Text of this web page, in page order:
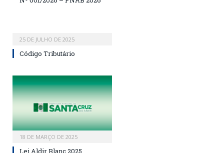
25 DE JULHO DE 2025
Código Tributário
18 DE MARÇO DE 2025
Lei Aldir Blanc 2025